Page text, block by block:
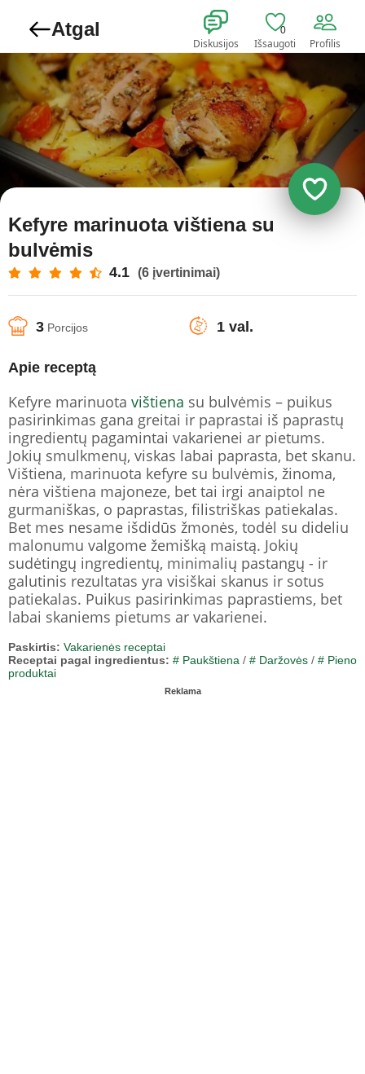
Atgal
Diskusijos
0
Išsaugoti Profilis
Kefyre marinuota vištiena su
bulvėmis
4.1 (6 įvertinimai)
3 Porcijos 1 val.
Apie receptą
Kefyre marinuota vištiena su bulvėmis – puikus
pasirinkimas gana greitai ir paprastai iš paprastų
ingredientų pagamintai vakarienei ar pietums.
Jokių smulkmenų, viskas labai paprasta, bet skanu.
Vištiena, marinuota kefyre su bulvėmis, žinoma,
nėra vištiena majoneze, bet tai irgi anaiptol ne
gurmaniškas, o paprastas, filistriškas patiekalas.
Bet mes nesame išdidūs žmonės, todėl su dideliu
malonumu valgome žemišką maistą. Jokių
sudėtingų ingredientų, minimalių pastangų - ir
galutinis rezultatas yra visiškai skanus ir sotus
patiekalas. Puikus pasirinkimas paprastiems, bet
labai skaniems pietums ar vakarienei.
Paskirtis: Vakarienės receptai
Receptai pagal ingredientus: # Paukštiena / # Daržovės / # Pieno
produktai
Reklama